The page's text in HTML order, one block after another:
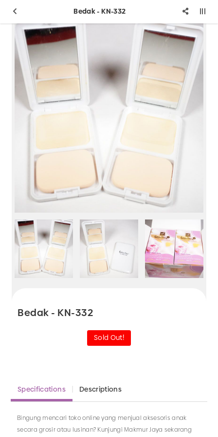
Bedak - KN-332
Bedak - KN-332
Sold Out!
Specifications Descriptions
Bingung mencari toko online yang menjual aksesoris anak
secara grosir atau lusinan? Kunjungi Makmur Jaya sekarang